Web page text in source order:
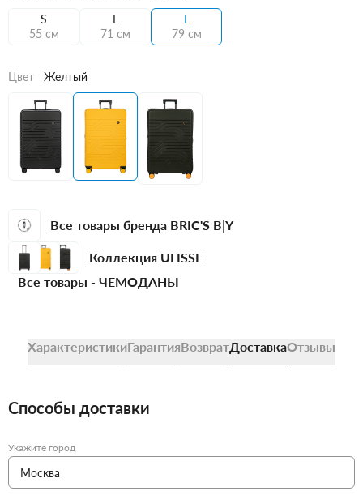
S
55 см
L
71 см
L
79 см
Цвет Желтый
Все товары бренда BRIC'S B|Y
Коллекция ULISSE
Все товары - ЧЕМОДАНЫ
ХарактеристикиГарантияВозвратДоставкаОтзывы
Способы доставки
Укажите город